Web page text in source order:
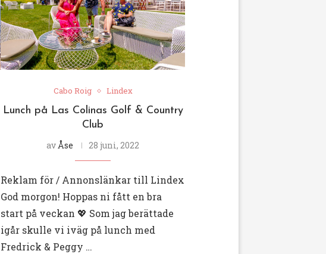
Cabo Roig Lindex
Lunch på Las Colinas Golf & Country
Club
avÅse 28 juni, 2022
Reklam för / Annonslänkar till Lindex
God morgon! Hoppas ni fått en bra
start på veckan 💖 Som jag berättade
igår skulle vi iväg på lunch med
Fredrick & Peggy …